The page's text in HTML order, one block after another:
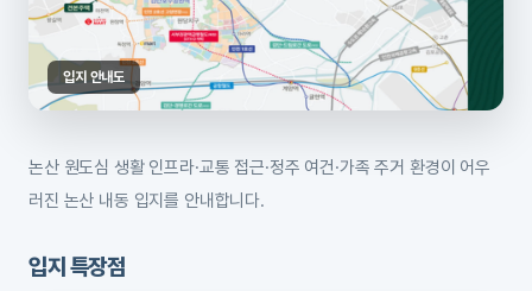
입지 안내도
논산 원도심 생활 인프라·교통 접근·정주 여건·가족 주거 환경이 어우
러진 논산 내동 입지를 안내합니다.
입지 특장점